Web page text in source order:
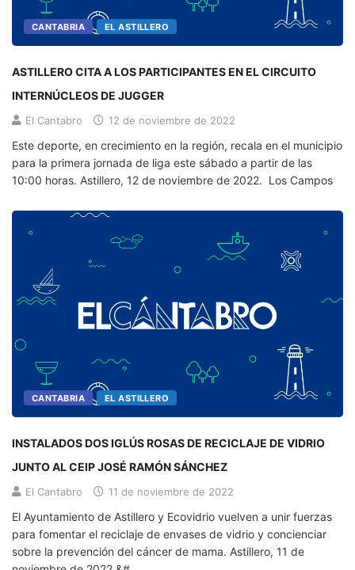
CANTABRIA EL ASTILLERO
ASTILLERO CITA A LOS PARTICIPANTES EN EL CIRCUITO
INTERNÚCLEOS DE JUGGER
El Cantabro 12 de noviembre de 2022
Este deporte, en crecimiento en la región, recala en el municipio
para la primera jornada de liga este sábado a partir de las
10:00 horas. Astillero, 12 de noviembre de 2022. Los Campos
CANTABRIA EL ASTILLERO
INSTALADOS DOS IGLÚS ROSAS DE RECICLAJE DE VIDRIO
JUNTO AL CEIP JOSÉ RAMÓN SÁNCHEZ
El Cantabro 11 de noviembre de 2022
El Ayuntamiento de Astillero y Ecovidrio vuelven a unir fuerzas
para fomentar el reciclaje de envases de vidrio y concienciar
sobre la prevención del cáncer de mama. Astillero, 11 de